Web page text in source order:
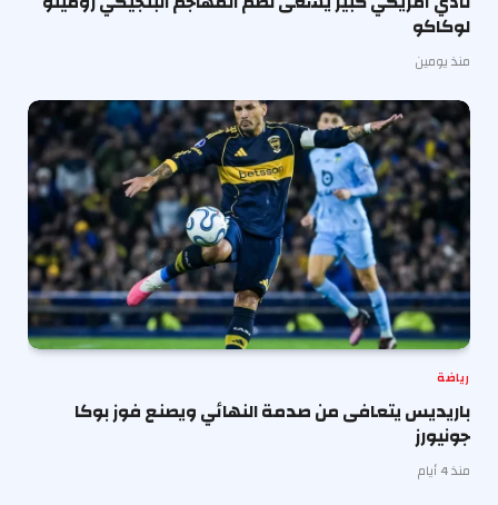
لوكاكو
منذ يومين
رياضة
باريديس يتعافى من صدمة النهائي ويصنع فوز بوكا
جونيورز
منذ 4 أيام